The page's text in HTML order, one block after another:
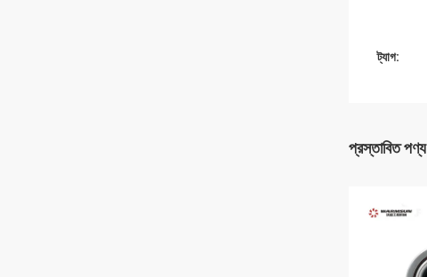
ট্যাগ:
প্রস্তাবিত পণ্য